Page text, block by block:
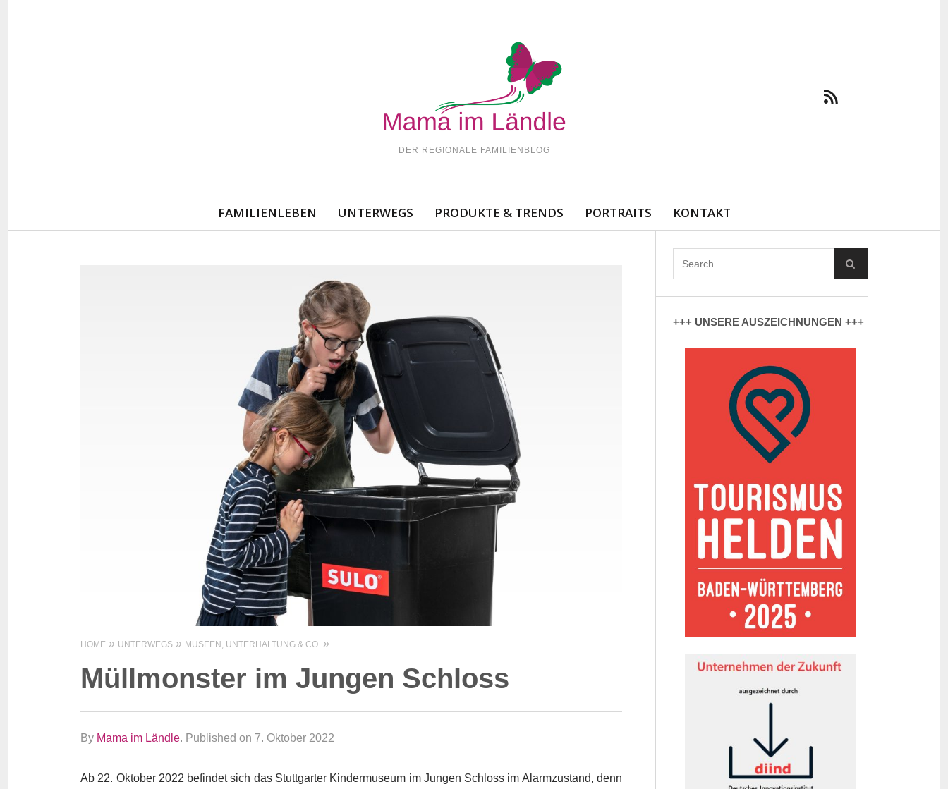
DER REGIONALE FAMILIENBLOG
Navigation
FAMILIENLEBEN UNTERWEGS PRODUKTE & TRENDS PORTRAITS KONTAKT
HOME UNTERWEGS MUSEEN, UNTERHALTUNG & CO.
Müllmonster im Jungen Schloss
By Mama im Ländle. Published on 7. Oktober 2022
Ab 22. Oktober 2022 befindet sich das Stuttgarter Kindermuseum im Jungen Schloss im Alarmzustand, denn
+++ UNSERE AUSZEICHNUNGEN +++